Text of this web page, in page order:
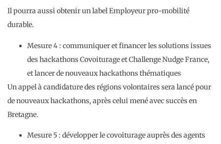
Il pourra aussi obtenir un label Employeur pro-mobilité
durable.
Mesure 4 : communiquer et financer les solutions issues
des hackathons Covoiturage et Challenge Nudge France,
et lancer de nouveaux hackathons thématiques
Un appel à candidature des régions volontaires sera lancé pour
de nouveaux hackathons, après celui mené avec succès en
Bretagne.
Mesure 5 : développer le covoiturage auprès des agents